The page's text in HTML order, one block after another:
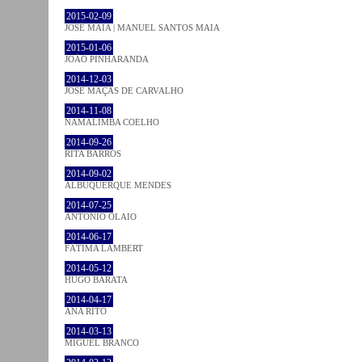
2015-02-09
JOSÉ MAIA | MANUEL SANTOS MAIA
2015-01-06
JOÃO PINHARANDA
2014-12-03
JOSÉ MAÇÃS DE CARVALHO
2014-11-08
NAMALIMBA COELHO
2014-09-26
RITA BARROS
2014-09-02
ALBUQUERQUE MENDES
2014-07-25
ANTÓNIO OLAIO
2014-06-17
FÁTIMA LAMBERT
2014-05-12
HUGO BARATA
2014-04-17
ANA RITO
2014-03-13
MIGUEL BRANCO